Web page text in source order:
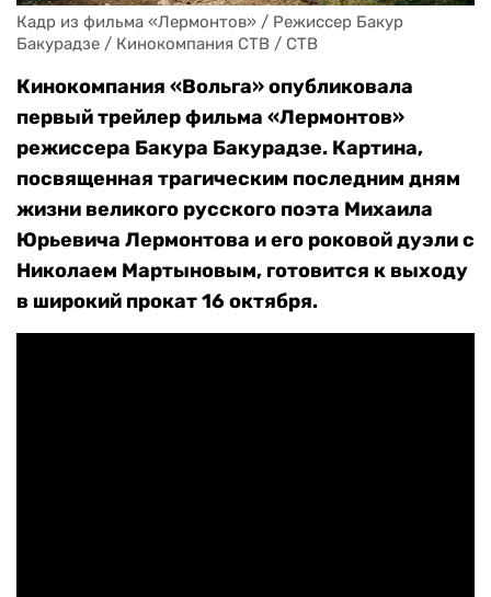
Кадр из фильма «Лермонтов» / Режиссер Бакур
Бакурадзе / Кинокомпания CTB / СТВ
Кинокомпания «Вольга» опубликовала
первый трейлер фильма «Лермонтов»
режиссера Бакура Бакурадзе. Картина,
посвященная трагическим последним дням
жизни великого русского поэта Михаила
Юрьевича Лермонтова и его роковой дуэли с
Николаем Мартыновым, готовится к выходу
в широкий прокат 16 октября.